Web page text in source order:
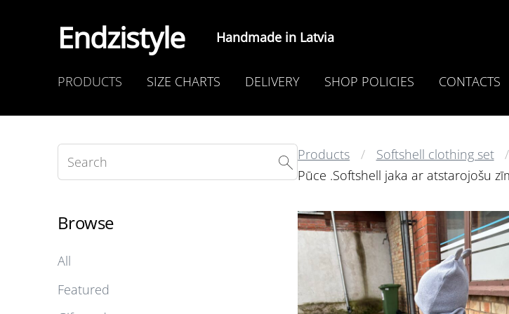
Endzistyle Handmade in Latvia
PRODUCTS SIZE CHARTS DELIVERY SHOP POLICIES CONTACTS
Browse
All
Featured
Products
Softshell clothing set
Pūce .Softshell jaka ar atstarojošu